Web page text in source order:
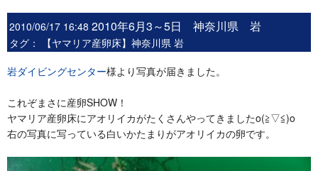
2010/06/17 16:48 2010年6月3～5日 神奈川県 岩
タグ：
【ヤマリア産卵床】神奈川県 岩
岩ダイビングセンター様より写真が届きました。
これぞまさに産卵SHOW！
ヤマリア産卵床にアオリイカがたくさんやってきましたo(≧▽≦)o
右の写真に写っている白いかたまりがアオリイカの卵です。